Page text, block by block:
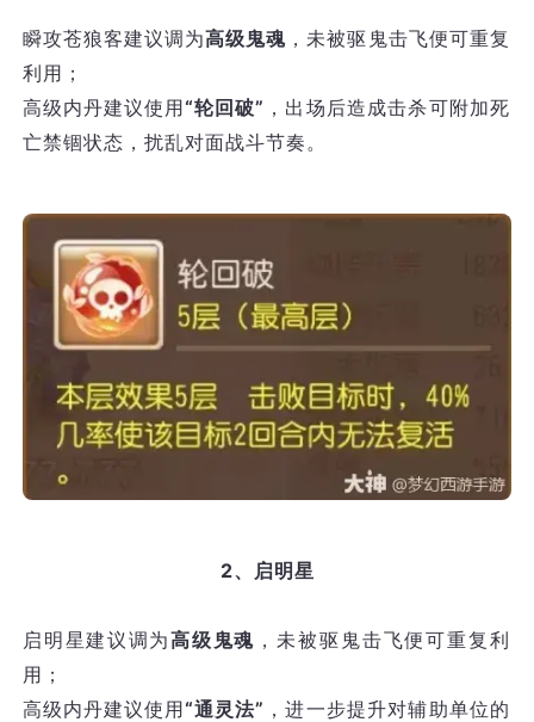
瞬攻苍狼客建议调为高级鬼魂 ，未被驱鬼击飞便可重复
利用；
高级内丹建议使用“轮回破” ，出场后造成击杀可附加死
亡禁锢状态，扰乱对面战斗节奏。
2、启明星
启明星建议调为高级鬼魂 ，未被驱鬼击飞便可重复利
用；
高级内丹建议使用“通灵法” ，进一步提升对辅助单位的